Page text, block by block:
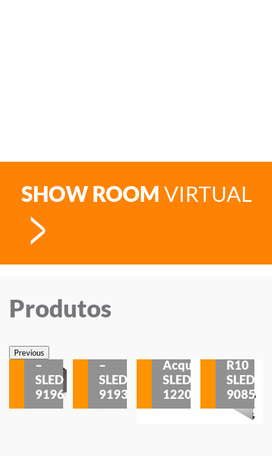
SHOW ROOM VIRTUAL
Produtos
PreviousSobrepor
–
SLED
9196
–
SLED
9193
Acqua
SLED
1220
R10
SLED
9085